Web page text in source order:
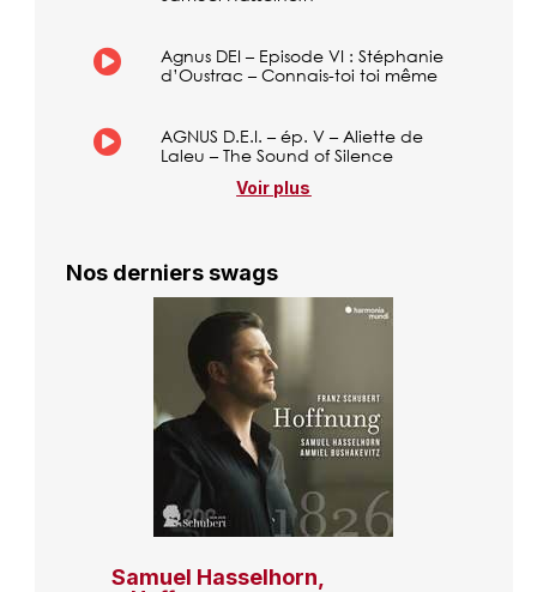
Agnus DEI – Episode VI : Stéphanie
d’Oustrac – Connais-toi toi même
AGNUS D.E.I. – ép. V – Aliette de
Laleu – The Sound of Silence
Voir plus
Nos derniers swags
Samuel Hasselhorn,